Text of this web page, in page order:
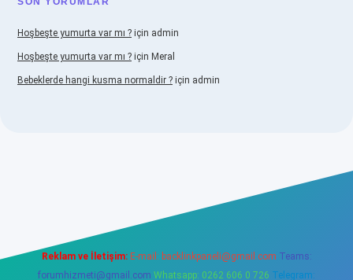
Hoşbeşte yumurta var mı ? için admin
Hoşbeşte yumurta var mı ? için Meral
Bebeklerde hangi kusma normaldir ? için admin
Reklam ve İletişim: E-mail: backlinkpaneli@gmail.com Teams:
forumhizmeti@gmail.com Whatsapp: 0262 606 0 726 Telegram: